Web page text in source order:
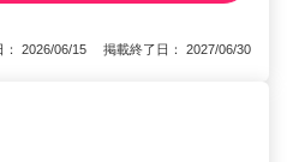
： 2026/06/15 掲載終了日： 2027/06/30